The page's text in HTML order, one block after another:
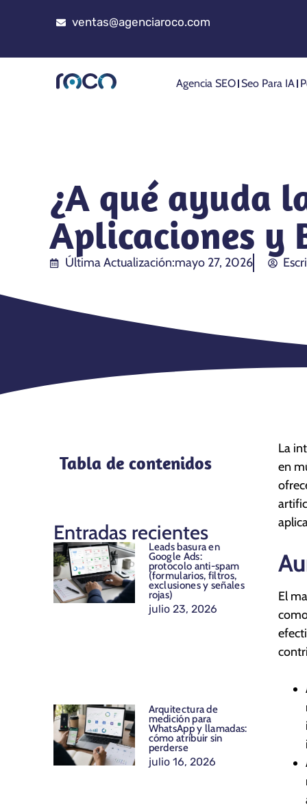
ventas@agenciaroco.com
Agencia SEO Seo Para IA
¿A qué ayuda
Aplicaciones y
Última Actualización:mayo 27, 2026
La
en
El
Tabla de contenidos
Entradas recientes
Leads basura en
Google Ads:
protocolo anti-spam
(formularios, filtros,
exclusiones y señales
rojas)
julio 23, 2026
Arquitectura de
medición para
WhatsApp y llamadas:
cómo atribuir sin
perderse
julio 16, 2026